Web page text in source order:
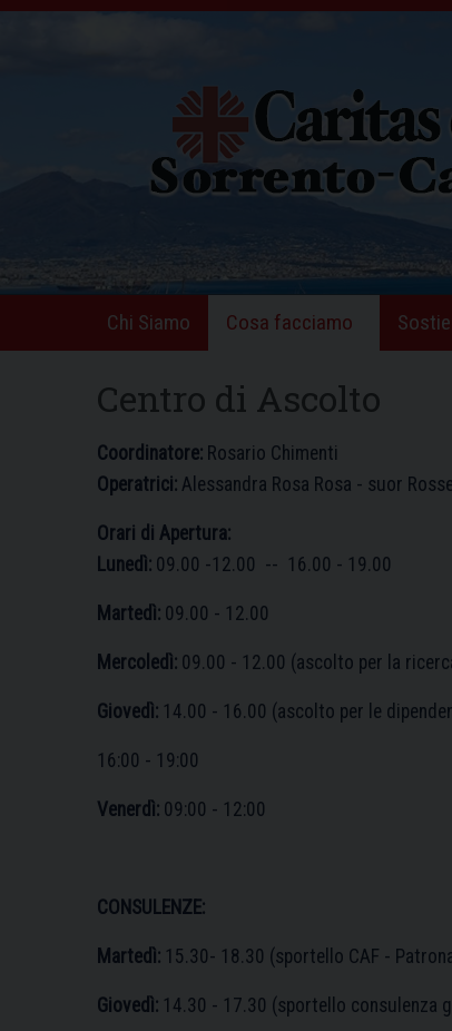
Skip
Chi Siamo Cosa facciamo
Centro di Ascolto
Coordinatore: Rosario Chimenti
Operatrici: Alessandra Rosa Rosa - suor
Orari di Apertura:
Lunedì: 09.00 -12.00 -- 16.00 - 19.00
Martedì: 09.00 - 12.00
Mercoledì: 09.00 - 12.00 (ascolto per la
Giovedì: 14.00 - 16.00 (ascolto per le
16:00 - 19:00
Venerdì: 09:00 - 12:00
CONSULENZE:
Martedì: 15.30- 18.30 (sportello CAF -
Giovedì: 14.30 - 17.30 (sportello consulenza